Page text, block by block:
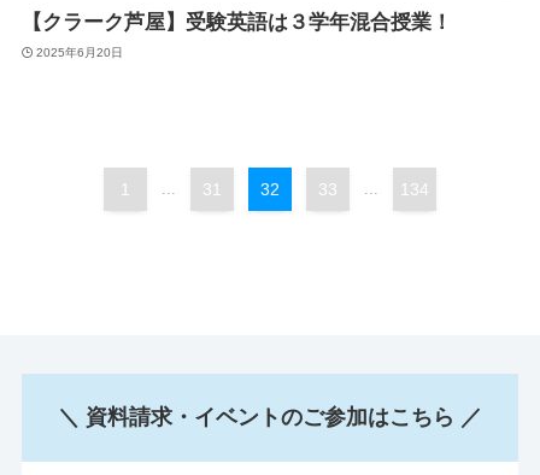
【クラーク芦屋】受験英語は３学年混合授業！
2025年6月20日
1 ... 31 32 33 ... 134
＼ 資料請求・イベントのご参加はこちら ／